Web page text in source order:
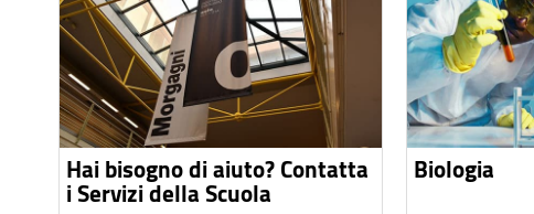
Hai bisogno di aiuto? Contatta
i Servizi della Scuola
Biologia